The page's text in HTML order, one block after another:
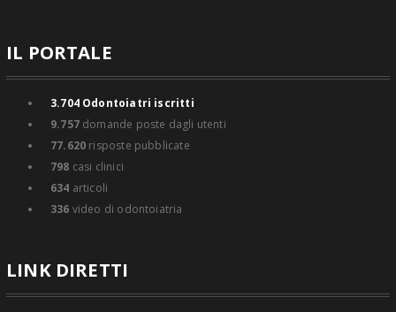
IL PORTALE
3.704Odontoiatri iscritti
9.757domande poste dagli utenti
77.620 risposte pubblicate
798 casi clinici
634 articoli
336 video di odontoiatria
LINK DIRETTI